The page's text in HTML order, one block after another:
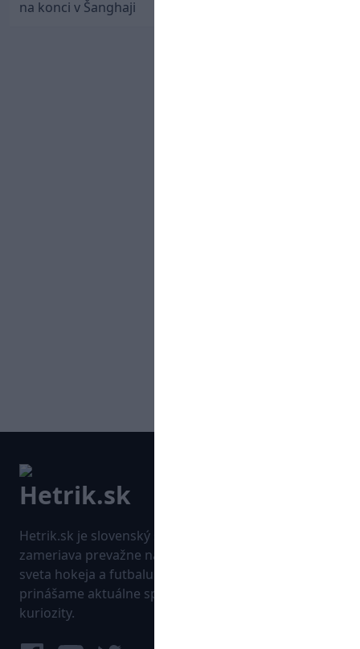
na konci v Šanghaji
Hetrik.sk je slovenský športový portál, ktorý sa
zameriava prevažne na najnovšie informácie zo
sveta hokeja a futbalu. Pravidelne na dennej báze
prinášame aktuálne správy, góly, zaujímavosti a
kuriozity.